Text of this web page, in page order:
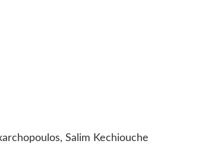
Salim Kechiouche